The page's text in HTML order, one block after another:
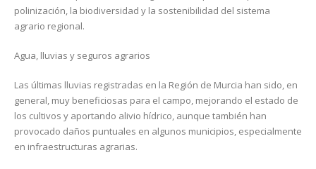
polinización, la biodiversidad y la sostenibilidad del sistema
agrario regional.
Agua, lluvias y seguros agrarios
Las últimas lluvias registradas en la Región de Murcia han sido, en
general, muy beneficiosas para el campo, mejorando el estado de
los cultivos y aportando alivio hídrico, aunque también han
provocado daños puntuales en algunos municipios, especialmente
en infraestructuras agrarias.